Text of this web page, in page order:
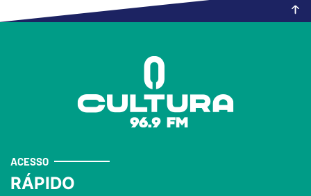
ACESSO
RÁPIDO